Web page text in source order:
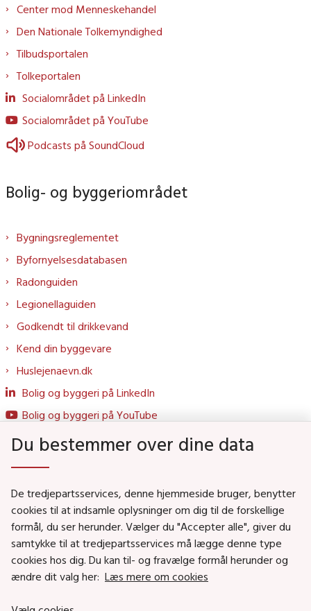
Center mod Menneskehandel
Den Nationale Tolkemyndighed
Tilbudsportalen
Tolkeportalen
Socialområdet på LinkedIn
Socialområdet på YouTube
Podcasts på SoundCloud
Bolig- og byggeriområdet
Bygningsreglementet
Byfornyelsesdatabasen
Radonguiden
Legionellaguiden
Godkendt til drikkevand
Kend din byggevare
Huslejenaevn.dk
Bolig og byggeri på LinkedIn
Bolig og byggeri på YouTube
Social- og Boligministeriet
Job i Social- og Boligstyrelsen
Puljer og tilskud
Nyhedsbreve
Du bestemmer over dine data
De tredjepartsservices, denne hjemmeside bruger, benytter
cookies til at indsamle oplysninger om dig til de forskellige
formål, du ser herunder. Vælger du "Accepter alle", giver du
samtykke til at tredjepartsservices må lægge denne type
cookies hos dig. Du kan til- og fravælge formål herunder og
ændre dit valg her: Læs mere om cookies